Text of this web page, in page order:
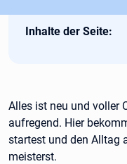
Inhalte der Seite:
Alles ist neu und voller
aufregend. Hier
startest und den Alltag
meisterst.